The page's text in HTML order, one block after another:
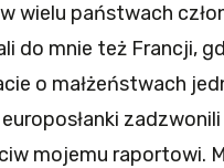
wielu państwach
do mnie też Francji,
o małżeństwach
mojemu raportowi.